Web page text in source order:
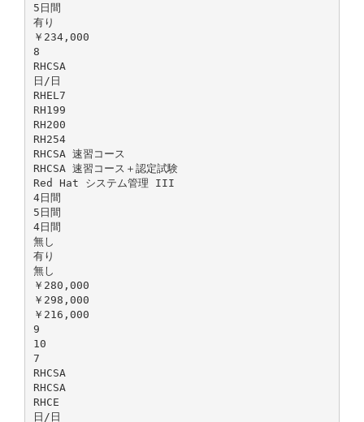
5日間
有り
￥234,000
8
RHCSA
日/日
RHEL7
RH199
RH200
RH254
RHCSA 速習コース
RHCSA 速習コース＋認定試験
Red Hat システム管理 III
4日間
5日間
4日間
無し
有り
無し
￥280,000
￥298,000
￥216,000
9
10
7
RHCSA
RHCSA
RHCE
日/日